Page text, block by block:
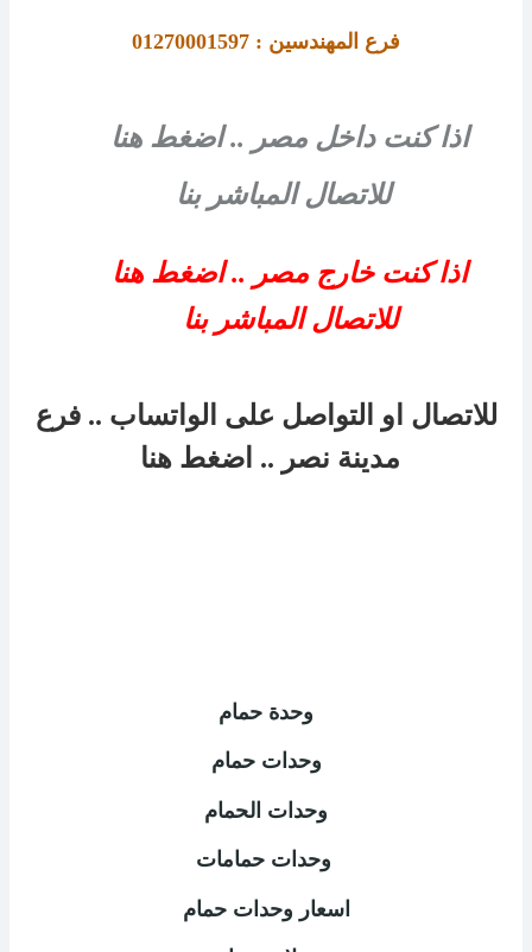
فرع المهندسين : 01270001597
اذا كنت داخل مصر .. اضغط هنا
للاتصال المباشر بنا
اذا كنت خارج مصر .. اضغط هنا
للاتصال المباشر بنا
للاتصال او التواصل على الواتساب .. فرع
مدينة نصر .. اضغط هنا
وحدة حمام
وحدات حمام
وحدات الحمام
اسعار وحدات حمام